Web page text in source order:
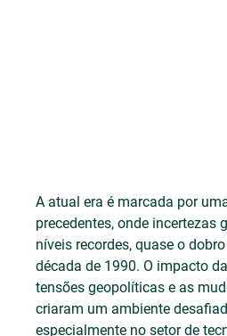
A atual era é marcada por
precedentes, onde incertezas
níveis recordes, quase o
década de 1990. O impacto
tensões geopolíticas e as
criaram um ambiente
especialmente no setor de